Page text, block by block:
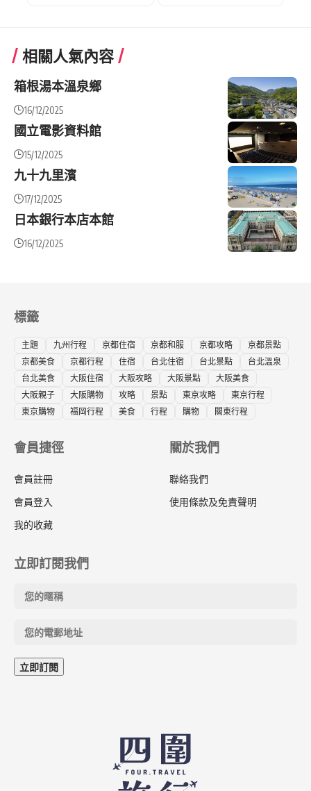
相關人氣內容
箱根湯本溫泉鄉
16/12/2025
國立電影資料館
15/12/2025
九十九里濱
17/12/2025
日本銀行本店本館
16/12/2025
標籤
主題 九州行程 京都住宿 京都和服 京都攻略
京都景點
京都美食
京都行程 住宿 台北住宿 台北景點
台北溫泉
台北美食
大阪住宿 大阪攻略 大阪景點
大阪美食
大阪親子
大阪購物 攻略 景點 東京攻略
東京行程
東京購物
福岡行程 美食 行程 購物 關東行程
會員捷徑
會員註冊
會員登入
我的收藏
關於我們
聯絡我們
使用條款及免責聲明
立即訂閱我們